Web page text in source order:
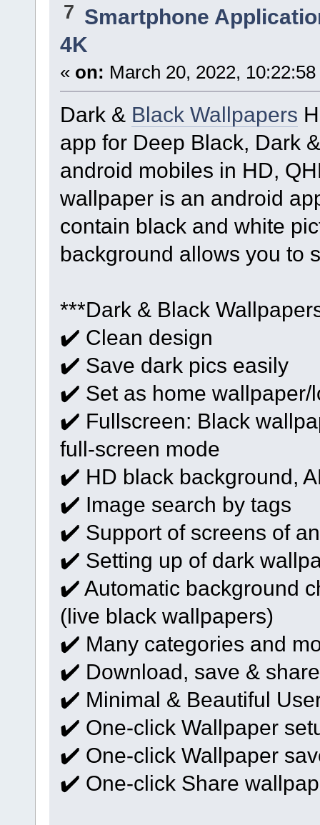
7 Smartphone
4K
« on: March 20, 2022,
Dark & Black Wallpapers
app for Deep Black, Dark
android mobiles in HD,
wallpaper is an android
contain black and white
background allows you to
***Dark & Black
✔️ Clean design
✔️ Save dark pics easily
✔️ Set as home wallpaper/
✔️ Fullscreen: Black
full-screen mode
✔️ HD black background,
✔️ Image search by tags
✔️ Support of screens of
✔️ Setting up of dark
✔️ Automatic background
(live black wallpapers)
✔️ Many categories and
✔️ Download, save &
✔️ Minimal & Beautiful
✔️ One-click Wallpaper
✔️ One-click Wallpaper
✔️ One-click Share